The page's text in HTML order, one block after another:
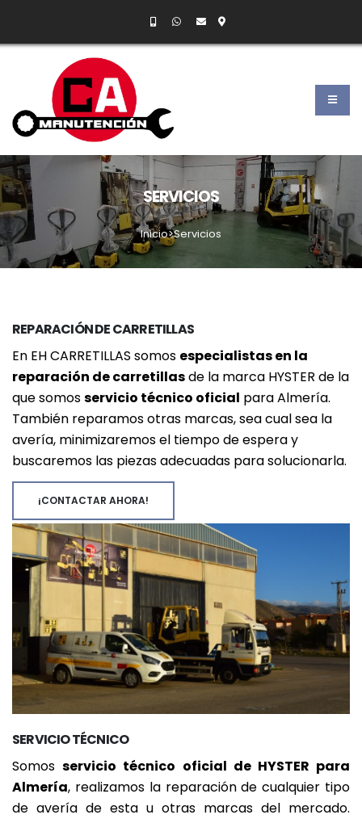
SERVICIOS
Inicio>Servicios
REPARACIÓN DE CARRETILLAS
En EH CARRETILLAS somos especialistas en la
reparación de carretillasde la marca HYSTER de la
que somosservicio técnico oficial para Almería.
También reparamos otras marcas, sea cual sea la
avería, minimizaremos el tiempo de espera y
buscaremos las piezas adecuadas para solucionarla.
¡CONTACTAR AHORA!
SERVICIO TÉCNICO
Somosservicio técnico oficial de HYSTER para
Almería, realizamos la reparación de cualquier tipo
de avería de esta u otras marcas del mercado.